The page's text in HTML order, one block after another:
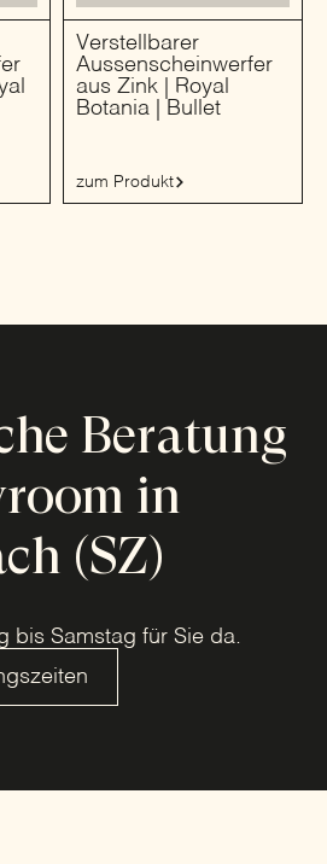
Verstellbarer
Aussenscheinwerfer
aus Zink | Royal
Botania | Bullet
zum Produkt
Beratung
in
(SZ)
bis Samstag für Sie da.